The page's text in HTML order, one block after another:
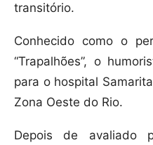
transitório.
Conhecido como o
“Trapalhões”, o
para o hospital
Zona Oeste do Rio.
Depois de avaliado